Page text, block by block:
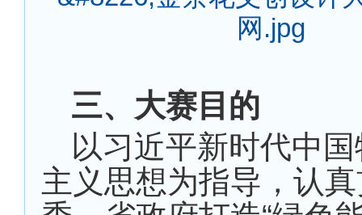
三、大赛目的
以习近平新时代中
主义思想为指导，认